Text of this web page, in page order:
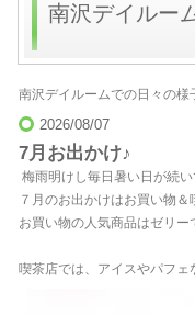
南沢デイルー
南沢デイルームでの日々の様
2026/08/07
7月お出かけ♪
梅雨明けし毎日暑い日が続い
７月のお出かけはお買い物＆
お買い物の人気商品はゼリー
喫茶店では、アイスやパフェ